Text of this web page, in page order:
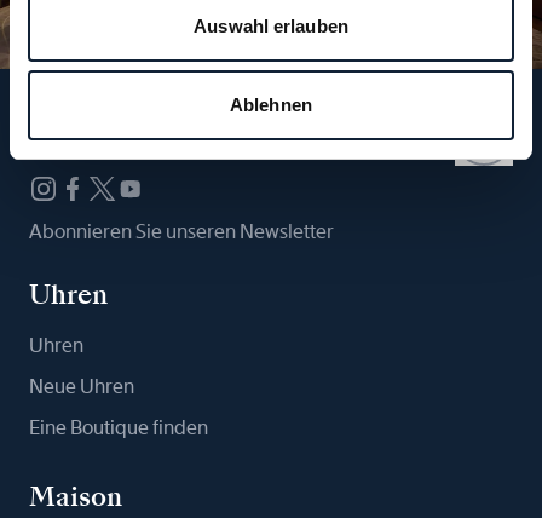
Auswahl erlauben
Ablehnen
Folgen Sie uns
Abonnieren Sie unseren Newsletter
Uhren
Uhren
Neue Uhren
Eine Boutique finden
Maison